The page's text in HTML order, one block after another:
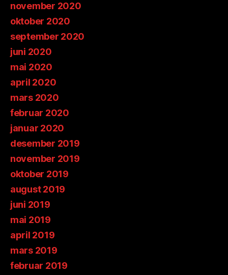
november 2020
oktober 2020
september 2020
juni 2020
mai 2020
april 2020
mars 2020
februar 2020
januar 2020
desember 2019
november 2019
oktober 2019
august 2019
juni 2019
mai 2019
april 2019
mars 2019
februar 2019